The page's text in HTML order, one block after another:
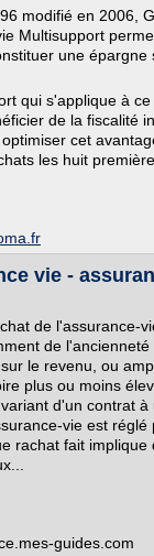
modifié en 2006,
Multisupport
une épargne
qui s'applique à
de la fiscalité
cet
les huit
vie -
de l'assurance-
de
le revenu, ou
plus ou moins
d'un contrat à
vie est réglé
rachat fait implique
guides.com